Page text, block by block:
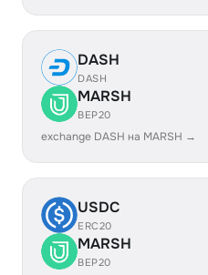
DASH
DASH
MARSH
BEP20
exchange DASH на MARSH →
USDC
ERC20
MARSH
BEP20